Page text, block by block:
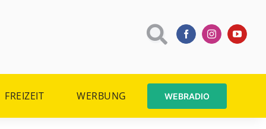
FREIZEIT WERBUNG WEBRADIO